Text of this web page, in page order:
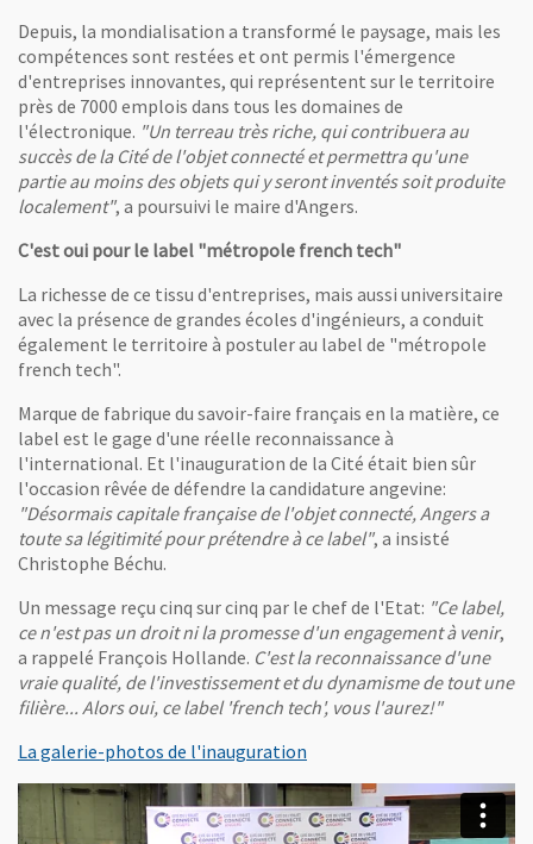
Depuis, la mondialisation a transformé le paysage, mais les
compétences sont restées et ont permis l'émergence
d'entreprises innovantes, qui représentent sur le territoire
près de 7000 emplois dans tous les domaines de
l'électronique. "Un terreau très riche, qui contribuera au
succès de la Cité de l'objet connecté et permettra qu'une
partie au moins des objets qui y seront inventés soit produite
localement", a poursuivi le maire d'Angers.
C'est oui pour le label "métropole french tech"
La richesse de ce tissu d'entreprises, mais aussi universitaire
avec la présence de grandes écoles d'ingénieurs, a conduit
également le territoire à postuler au label de "métropole
french tech".
Marque de fabrique du savoir-faire français en la matière, ce
label est le gage d'une réelle reconnaissance à
l'international. Et l'inauguration de la Cité était bien sûr
l'occasion rêvée de défendre la candidature angevine:
"Désormais capitale française de l'objet connecté, Angers a
toute sa légitimité pour prétendre à ce label", a insisté
Christophe Béchu.
Un message reçu cinq sur cinq par le chef de l'Etat: "Ce label,
ce n'est pas un droit ni la promesse d'un engagement à venir,
a rappelé François Hollande. C'est la reconnaissance d'une
vraie qualité, de l'investissement et du dynamisme de tout une
filière... Alors oui, ce label 'french tech', vous l'aurez!"
La galerie-photos de l'inauguration